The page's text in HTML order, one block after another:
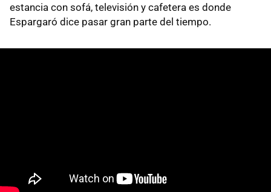
estancia con sofá, televisión y cafetera es donde
Espargaró dice pasar gran parte del tiempo.